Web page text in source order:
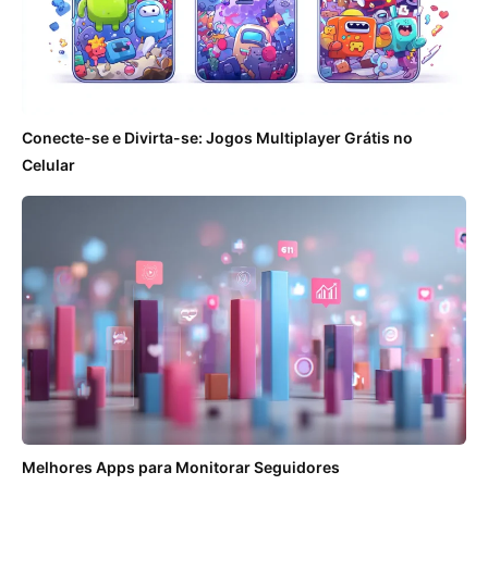
Conecte-se e Divirta-se: Jogos Multiplayer Grátis no
Celular
Melhores Apps para Monitorar Seguidores